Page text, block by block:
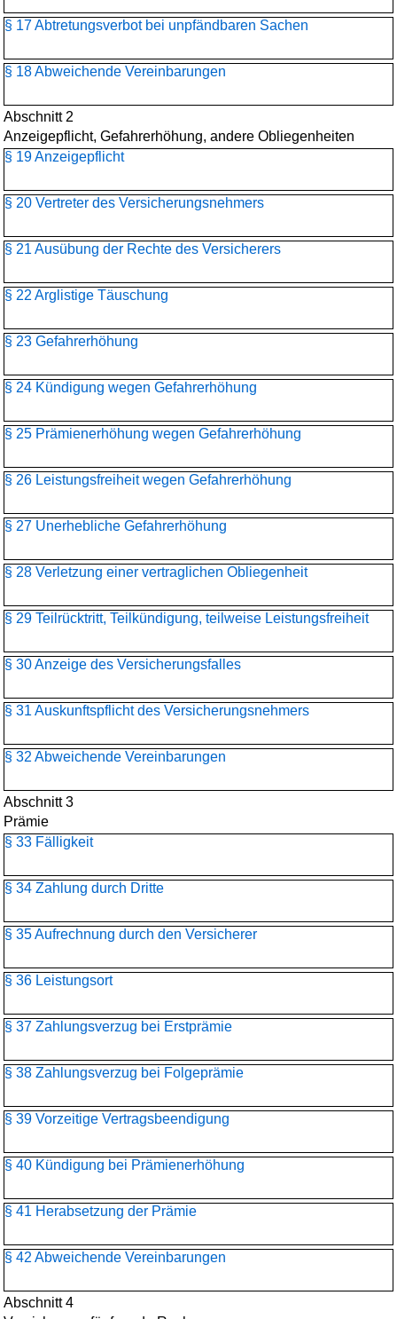
§ 17 Abtretungsverbot bei unpfändbaren Sachen
§ 18 Abweichende Vereinbarungen
Abschnitt 2
Anzeigepflicht, Gefahrerhöhung, andere Obliegenheiten
§ 19 Anzeigepflicht
§ 20 Vertreter des Versicherungsnehmers
§ 21 Ausübung der Rechte des Versicherers
§ 22 Arglistige Täuschung
§ 23 Gefahrerhöhung
§ 24 Kündigung wegen Gefahrerhöhung
§ 25 Prämienerhöhung wegen Gefahrerhöhung
§ 26 Leistungsfreiheit wegen Gefahrerhöhung
§ 27 Unerhebliche Gefahrerhöhung
§ 28 Verletzung einer vertraglichen Obliegenheit
§ 29 Teilrücktritt, Teilkündigung, teilweise Leistungsfreiheit
§ 30 Anzeige des Versicherungsfalles
§ 31 Auskunftspflicht des Versicherungsnehmers
§ 32 Abweichende Vereinbarungen
Abschnitt 3
Prämie
§ 33 Fälligkeit
§ 34 Zahlung durch Dritte
§ 35 Aufrechnung durch den Versicherer
§ 36 Leistungsort
§ 37 Zahlungsverzug bei Erstprämie
§ 38 Zahlungsverzug bei Folgeprämie
§ 39 Vorzeitige Vertragsbeendigung
§ 40 Kündigung bei Prämienerhöhung
§ 41 Herabsetzung der Prämie
§ 42 Abweichende Vereinbarungen
Abschnitt 4